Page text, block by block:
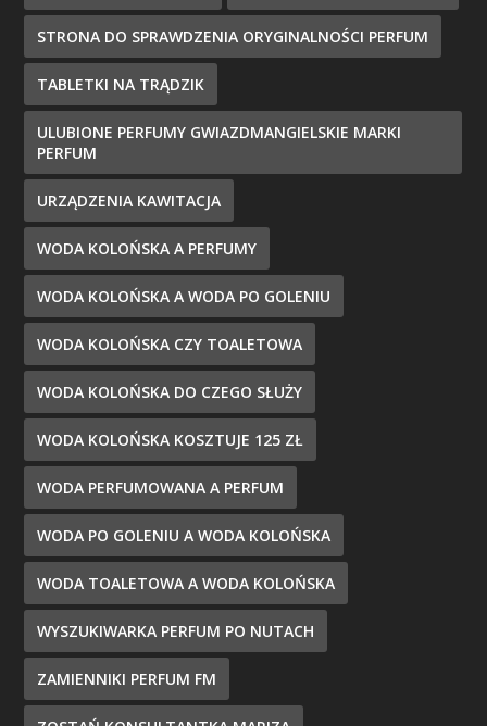
STRONA DO SPRAWDZENIA ORYGINALNOŚCI PERFUM
TABLETKI NA TRĄDZIK
ULUBIONE PERFUMY GWIAZDMANGIELSKIE MARKI
PERFUM
URZĄDZENIA KAWITACJA
WODA KOLOŃSKA A PERFUMY
WODA KOLOŃSKA A WODA PO GOLENIU
WODA KOLOŃSKA CZY TOALETOWA
WODA KOLOŃSKA DO CZEGO SŁUŻY
WODA KOLOŃSKA KOSZTUJE 125 ZŁ
WODA PERFUMOWANA A PERFUM
WODA PO GOLENIU A WODA KOLOŃSKA
WODA TOALETOWA A WODA KOLOŃSKA
WYSZUKIWARKA PERFUM PO NUTACH
ZAMIENNIKI PERFUM FM